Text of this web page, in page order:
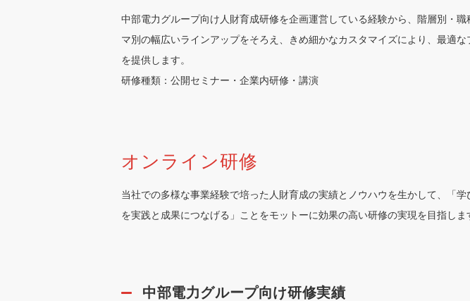
中部電力グループ向け人財育成研修を企画運営している経験から、階層別・職
マ別の幅広いラインアップをそろえ、きめ細かなカスタマイズにより、最適な
を提供します。
研修種類：公開セミナー・企業内研修・講演
オンライン研修
当社での多様な事業経験で培った人財育成の実績とノウハウを生かして、「学
を実践と成果につなげる」ことをモットーに効果の高い研修の実現を目指しま
中部電力グループ向け研修実績